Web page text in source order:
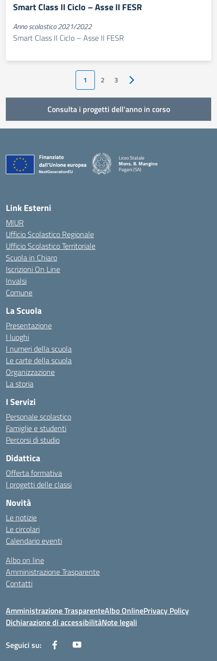
Smart Class II Ciclo – Asse II FESR
Anno scolastico 2021/2022
Smart Class II Ciclo – Asse II FESR
1 2 3 Pagina successiva
Consulta i progetti dell'anno in corso
Liceo Statale
Mons. B. Mangino
Pagani (SA)
— Visita la pagina iniziale della scuola
Link Esterni
MIUR
Ufficio Scolastico Regionale
Ufficio Scolastico Territoriale
Scuola in Chiaro
Iscrizioni On Line
Invalsi
Comune
La Scuola
Presentazione
I luoghi
I numeri della scuola
Le carte della scuola
Organizzazione
La storia
I Servizi
Personale scolastico
Famiglie e studenti
Percorsi di studio
Didattica
Offerta formativa
I progetti delle classi
Novità
Le notizie
Le circolari
Calendario eventi
Albo on line
Amministrazione Trasparente
Contatti
Amministrazione TrasparenteAlbo OnlinePrivacy Policy
Dichiarazione di accessibilitàNote legali
Seguici su: